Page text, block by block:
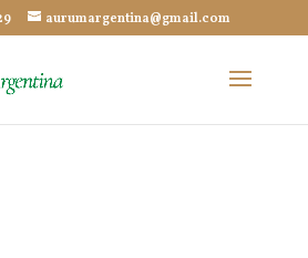
aurumargentina@gmail.com